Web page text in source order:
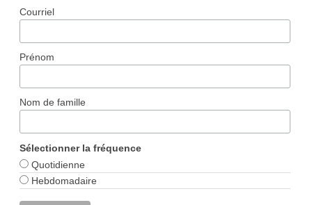
Courriel
Prénom
Nom de famille
Sélectionner la fréquence
Quotidienne
Hebdomadaire